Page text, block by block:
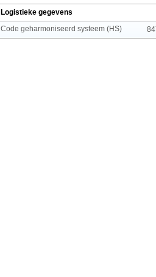
Logistieke gegevens
Code geharmoniseerd systeem (HS)